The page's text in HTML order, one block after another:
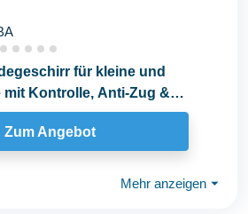
für kleine und
Kontrolle, Anti-Zug &
Zum Angebot
Mehr anzeigen ⏷